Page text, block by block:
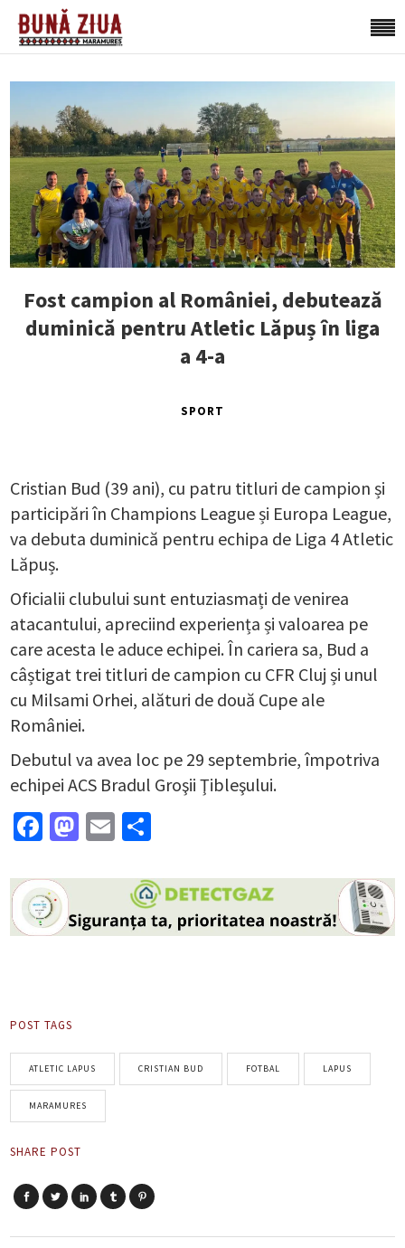
Fost campion al României, debutează
duminică pentru Atletic Lăpuș în liga
a 4-a
SPORT
Cristian Bud (39 ani), cu patru titluri de campion și
participări în Champions League și Europa League,
va debuta duminică pentru echipa de Liga 4 Atletic
Lăpuș.
Oficialii clubului sunt entuziasmați de venirea
atacantului, apreciind experiența și valoarea pe
care acesta le aduce echipei. În cariera sa, Bud a
câștigat trei titluri de campion cu CFR Cluj și unul
cu Milsami Orhei, alături de două Cupe ale
României.
Debutul va avea loc pe 29 septembrie, împotriva
echipei ACS Bradul Groşii Ţibleşului.
Facebook
Mastodon
Email
POST TAGS
ATLETIC LAPUS CRISTIAN BUD FOTBAL LAPUS
MARAMURES
SHARE POST